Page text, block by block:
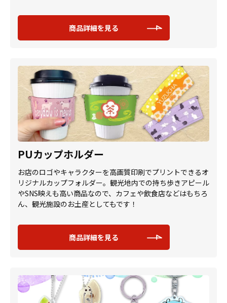
商品詳細を見る
PUカップホルダー
お店のロゴやキャラクターを高画質印刷でプリントできるオ
リジナルカップフォルダー。観光地内での持ち歩きアピール
やSNS映えも高い商品なので、カフェや飲食店などはもちろ
ん、観光施設のお土産としてもです！
商品詳細を見る